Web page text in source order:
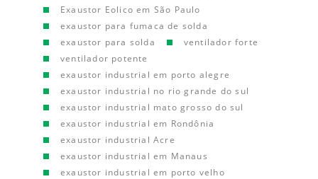
Exaustor Eolico em São Paulo
exaustor para fumaca de solda
exaustor para solda
ventilador forte
ventilador potente
exaustor industrial em porto alegre
exaustor industrial no rio grande do sul
exaustor industrial mato grosso do sul
exaustor industrial em Rondônia
exaustor industrial Acre
exaustor industrial em Manaus
exaustor industrial em porto velho